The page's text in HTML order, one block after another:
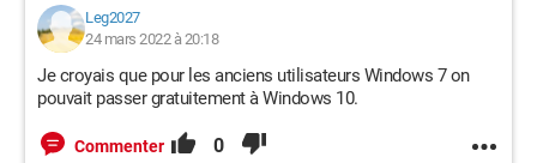
Leg2027
24 mars 2022 à 20:18
Je croyais que pour les anciens utilisateurs Windows 7 on
pouvait passer gratuitement à Windows 10.
Commenter 0